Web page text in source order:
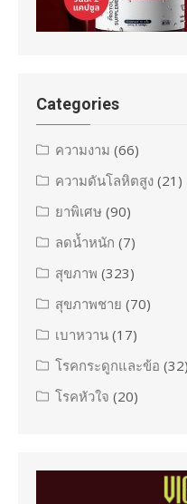
Categories
ความงาม (66)
ความดันโลหิตสูง (21)
ยาพิเศษ (90)
ลดน้ำหนัก (7)
สุขภาพ (323)
สุขภาพชาย (70)
เบาหวาน (17)
โรคกระดูกและข้อ (32)
โรคหัวใจ (20)